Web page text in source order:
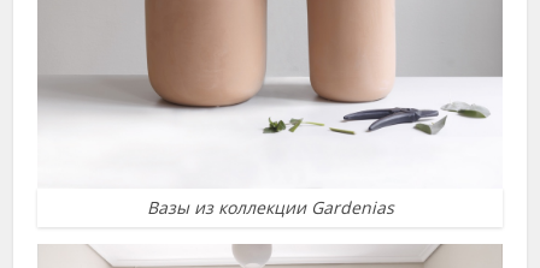
Вазы из коллекции Gardenias